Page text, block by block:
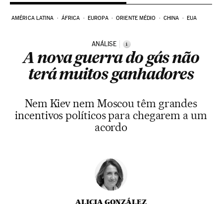
AMÉRICA LATINA ÁFRICA EUROPA ORIENTE MÉDIO CHINA EUA
ANÁLISE i
A nova guerra do gás não
terá muitos ganhadores
Nem Kiev nem Moscou têm grandes
incentivos políticos para chegarem a um
acordo
ALICIA GONZÁLEZ